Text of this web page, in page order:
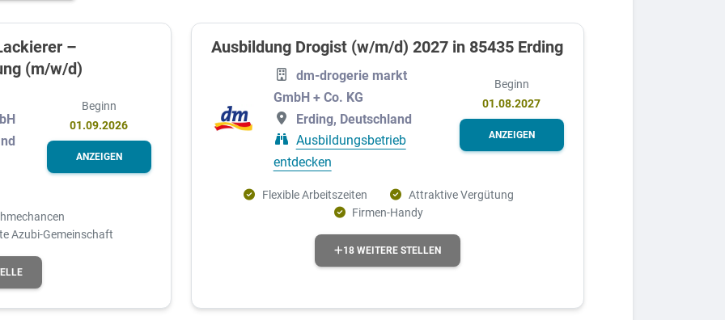
Schulbildung
Mittlere Schulbildung
Höhere Schulbildung
–
(m/w/d)
Beginn
01.09.2026
ANZEIGEN
Azubi-Gemeinschaft
Ausbildung Drogist (w/m/d) 2027 in 85435 Erding
dm-drogerie markt
GmbH + Co. KG
Erding, Deutschland
Ausbildungsbetrieb
entdecken
Beginn
01.08.2027
ANZEIGEN
Flexible Arbeitszeiten
Attraktive Vergütung
Firmen-Handy
18 WEITERE STELLEN